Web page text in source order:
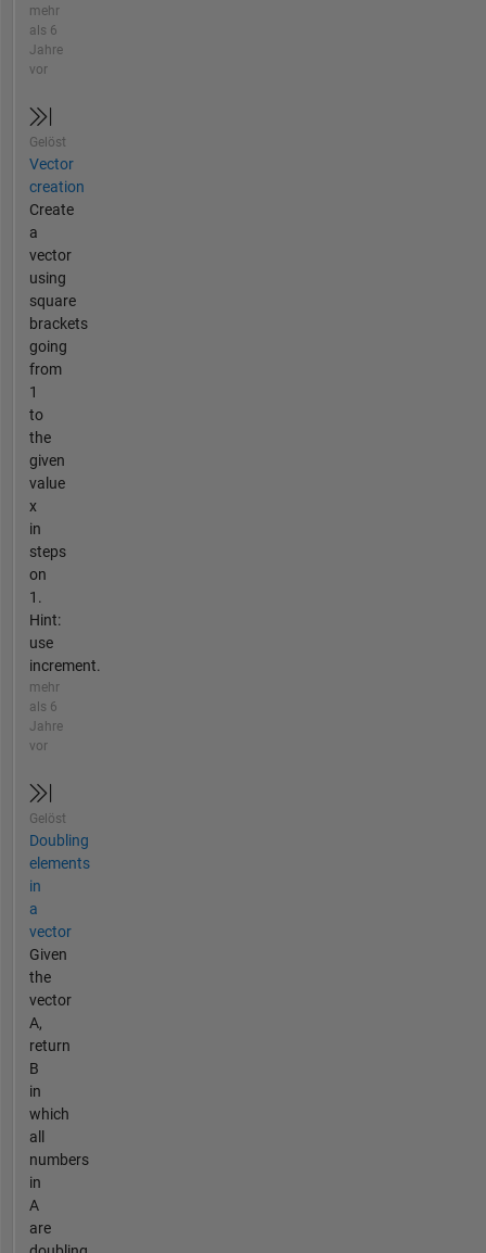
mehr
als 6
Jahre
vor
Gelöst
Vector
creation
Create
a
vector
using
square
brackets
going
from
1
to
the
given
value
x
in
steps
on
1.
Hint:
use
increment.
mehr
als 6
Jahre
vor
Gelöst
Doubling
elements
in
a
vector
Given
the
vector
A,
return
B
in
which
all
numbers
in
A
are